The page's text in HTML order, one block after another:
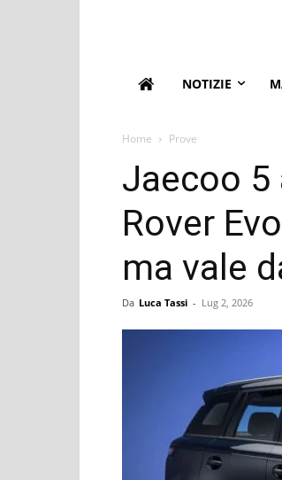
NOTIZIE
Home Prove
Jaecoo 5
Rover
ma vale
Da Luca Tassi - Lug 2, 2026